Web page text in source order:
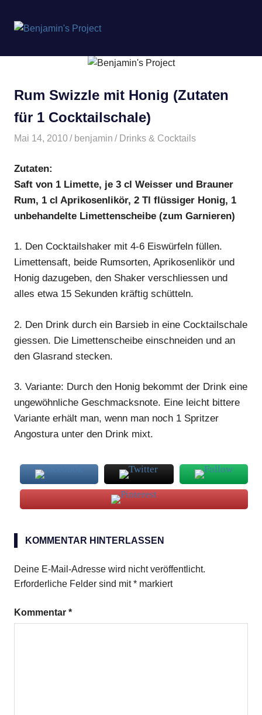
springen
Project
Rum Swizzle mit Honig (Zutaten
für 1 Cocktailschale)
Mai 14, 2010 benjamin Drinks & Cocktails
Zutaten:
Saft von 1 Limette, je 3 cl Weisser und Brauner
Rum, 1 cl Aprikosenlikör, 2 Tl flüssiger Honig, 1
unbehandelte Limettenscheibe (zum Garnieren)
1. Den Cocktailshaker mit 4-6 Eiswürfeln füllen.
Limettensaft, beide Rumsorten, Aprikosenlikör und
Honig dazugeben, den Shaker verschliessen und
alles etwa 15 Sekunden kräftig schütteln.
2. Den Drink durch ein Barsieb in eine Cocktailschale
giessen. Die Limettenscheibe einschneiden und an
den Glasrand stecken.
3. Variante: Durch den Honig bekommt der Drink eine
ungewöhnliche Geschmacksnote. Eine leicht bittere
Variante erhält man, wenn man noch 1 Spritzer
Angostura unter den Drink mixt.
Rum
KOMMENTAR HINTERLASSEN
Deine E-Mail-Adresse wird nicht veröffentlicht.
Erforderliche Felder sind mit* markiert
Kommentar *